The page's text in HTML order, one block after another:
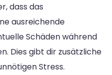
dass das
ausreichende
Schäden während
Dies gibt dir zusätzliche
Stress.